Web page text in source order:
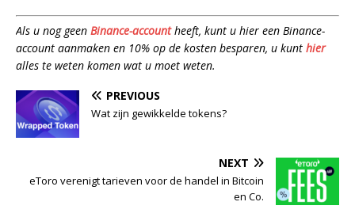
Als u nog geen Binance-accountheeft, kunt u hier een Binance-
account aanmaken en 10% op de kosten besparen, u kunt hier
alles te weten komen wat u moet weten.
PREVIOUS
Wat zijn gewikkelde tokens?
NEXT
eToro verenigt tarieven voor de handel in Bitcoin
en Co.